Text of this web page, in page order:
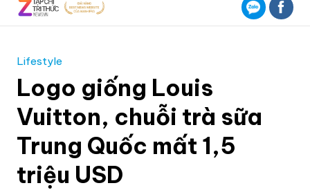
Lifestyle
Logo giống Louis
Vuitton, chuỗi trà sữa
Trung Quốc mất 1,5
triệu USD